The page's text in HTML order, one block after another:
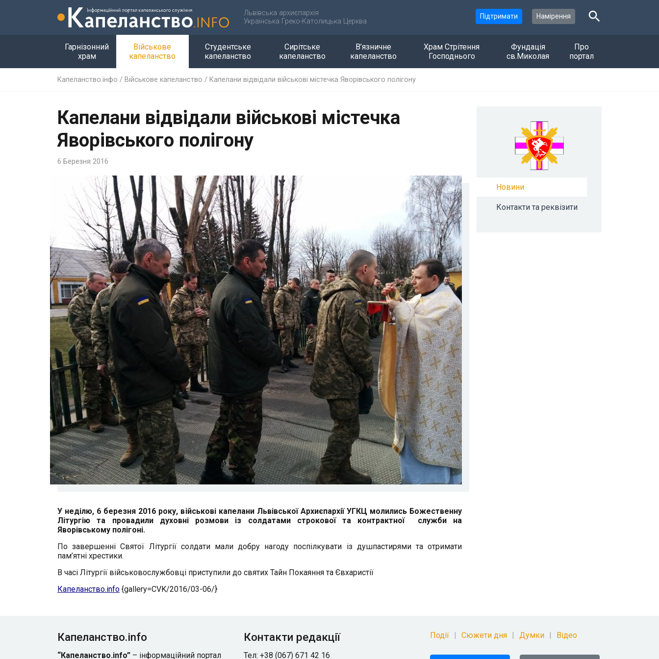
Львівська архиєпархія
Українська Греко-Католицька Церква
Підтримати Намірення
Гарнізонний
храм
Військове
капеланство
Студентське
капеланство
Сирітське
капеланство
В’язничне
капеланство
Храм Стрітення
Господнього
Фундація
св.Миколая
Про
портал
Капеланство.інфо / Військове капеланство / Капелани відвідали військові містечка Яворівського полігону
Капелани відвідали військові містечка
Яворівського полігону
6 Березня 2016
У неділю, 6 березня 2016 року, військові капелани Львівської Архиєпархії УГКЦ молились Божественну
Літургію та провадили духовні розмови із солдатами строкової та контрактної служби на
Яворівському полігоні.
По завершенні Святої Літургії солдати мали добру нагоду поспілкувати із душпастирями та отримати
пам’ятні хрестики.
В часі Літургії військовослужбовці приступили до святих Тайн Покаяння та Євхаристії
Капеланство.info {gallery=CVK/2016/03-06/}
Новини
Контакти та реквізити
Капеланство.info
“Капеланство.info” – інформаційний портал
Контакти редакції
Тел: +38 (067) 671 42 16
Події Сюжети дня Думки Відео